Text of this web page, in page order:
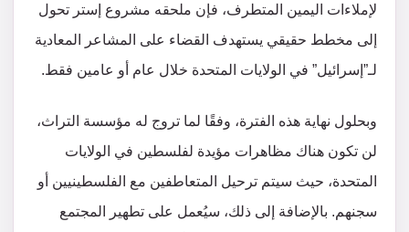
لإملاءات اليمين المتطرف، فإن ملحقه مشروع إستر تحول
إلى مخطط حقيقي يستهدف القضاء على المشاعر المعادية
لـ”إسرائيل” في الولايات المتحدة خلال عام أو عامين فقط.
وبحلول نهاية هذه الفترة، وفقًا لما تروج له مؤسسة التراث،
لن تكون هناك مظاهرات مؤيدة لفلسطين في الولايات
المتحدة، حيث سيتم ترحيل المتعاطفين مع الفلسطينيين أو
سجنهم. بالإضافة إلى ذلك، سيُعمل على تطهير المجتمع